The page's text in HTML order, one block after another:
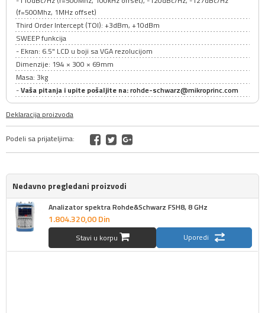
(f=500Mhz, 1MHz offset)
Third Order Intercept (TOI): +3dBm, +10dBm
SWEEP funkcija
- Ekran: 6.5" LCD u boji sa VGA rezolucijom
Dimenzije: 194 × 300 × 69mm
Masa: 3kg
-Vaša pitanja i upite pošaljite na:rohde-schwarz@mikroprinc.com
Deklaracija proizvoda
Podeli sa prijateljima:
Nedavno pregledani proizvodi
Analizator spektra Rohde&Schwarz FSH8, 8 GHz
1.804.320,00Din
Stavi u korpu Uporedi